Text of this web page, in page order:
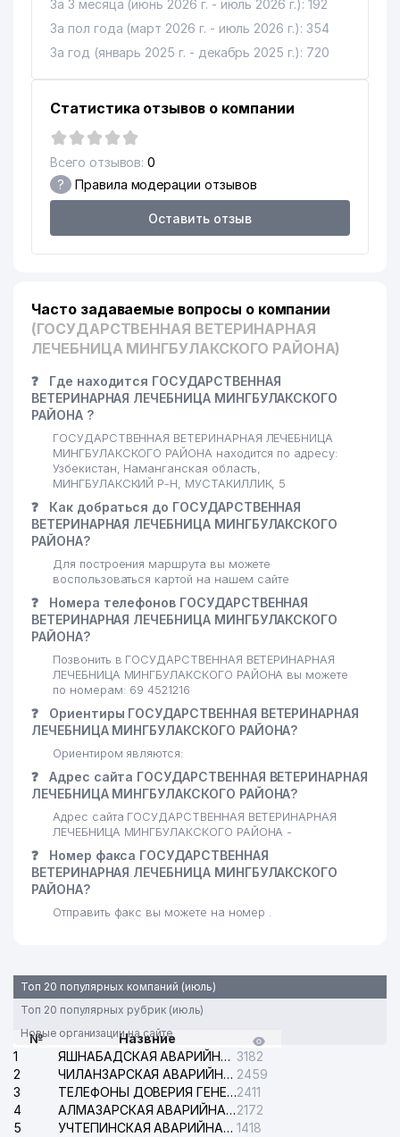
За 3 месяца (июнь 2026 г. - июль 2026 г.): 192
За пол года (март 2026 г. - июль 2026 г.): 354
За год (январь 2025 г. - декабрь 2025 г.): 720
Статистика отзывов о компании
Всего отзывов: 0
? Правила модерации отзывов
Оставить отзыв
Часто задаваемые вопросы о компании
(ГОСУДАРСТВЕННАЯ ВЕТЕРИНАРНАЯ
ЛЕЧЕБНИЦА МИНГБУЛАКСКОГО РАЙОНА)
❓
Где находится ГОСУДАРСТВЕННАЯ
ВЕТЕРИНАРНАЯ ЛЕЧЕБНИЦА МИНГБУЛАКСКОГО
РАЙОНА ?
ГОСУДАРСТВЕННАЯ ВЕТЕРИНАРНАЯ ЛЕЧЕБНИЦА
МИНГБУЛАКСКОГО РАЙОНА находится по адресу:
Узбекистан, Наманганская область,
МИНГБУЛАКСКИЙ Р-Н, МУСТАКИЛЛИК, 5
❓
Как добраться до ГОСУДАРСТВЕННАЯ
ВЕТЕРИНАРНАЯ ЛЕЧЕБНИЦА МИНГБУЛАКСКОГО
РАЙОНА?
Для построения маршрута вы можете
воспользоваться картой на нашем сайте
❓
Номера телефонов ГОСУДАРСТВЕННАЯ
ВЕТЕРИНАРНАЯ ЛЕЧЕБНИЦА МИНГБУЛАКСКОГО
РАЙОНА?
Позвонить в ГОСУДАРСТВЕННАЯ ВЕТЕРИНАРНАЯ
ЛЕЧЕБНИЦА МИНГБУЛАКСКОГО РАЙОНА вы можете
по номерам: 69 4521216
❓
Ориентиры ГОСУДАРСТВЕННАЯ ВЕТЕРИНАРНАЯ
ЛЕЧЕБНИЦА МИНГБУЛАКСКОГО РАЙОНА?
Ориентиром являются:
❓
Адрес сайта ГОСУДАРСТВЕННАЯ ВЕТЕРИНАРНАЯ
ЛЕЧЕБНИЦА МИНГБУЛАКСКОГО РАЙОНА?
Адрес сайта ГОСУДАРСТВЕННАЯ ВЕТЕРИНАРНАЯ
ЛЕЧЕБНИЦА МИНГБУЛАКСКОГО РАЙОНА -
❓
Номер факса ГОСУДАРСТВЕННАЯ
ВЕТЕРИНАРНАЯ ЛЕЧЕБНИЦА МИНГБУЛАКСКОГО
РАЙОНА?
Отправить факс вы можете на номер .
Топ 20 популярных компаний (июль)
Топ 20 популярных рубрик (июль)
Новые организации на сайте
№
Назвние
1
ЯШНАБАДСКАЯ АВАРИЙНАЯ СЛУЖБА ЭЛЕКТРОСЕТИ 3182
2
ЧИЛАНЗАРСКАЯ АВАРИЙНАЯ СЛУЖБА ЭЛЕКТРОСЕТИ 2459
3
ТЕЛЕФОНЫ ДОВЕРИЯ ГЕНЕРАЛЬНОЙ ПРОКУРАТУРЫ РЕСПУБЛИКИ УЗБЕКИСТАН2411
4
АЛМАЗАРСКАЯ АВАРИЙНАЯ СЛУЖБА ЭЛЕКТРОСЕТИ2172
5
УЧТЕПИНСКАЯ АВАРИЙНАЯ СЛУЖБА ЭЛЕКТРОСЕТИ 1418